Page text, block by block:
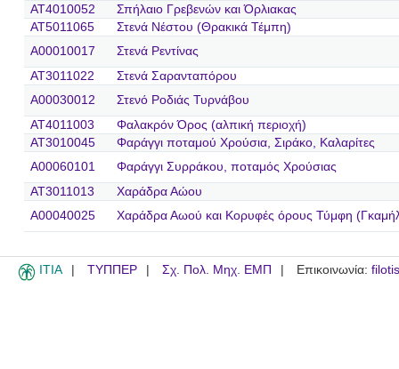
AT4010052
Σπήλαιο Γρεβενών και Όρλιακας
AT5011065
Στενά Νέστου (Θρακικά Τέμπη)
A00010017
Στενά Ρεντίνας
AT3011022
Στενά Σαρανταπόρου
A00030012
Στενό Ροδιάς Τυρνάβου
AT4011003
Φαλακρόν Όρος (αλπική περιοχή)
AT3010045
Φαράγγι ποταμού Χρούσια, Σιράκο, Καλαρίτες
A00060101
Φαράγγι Συρράκου, ποταμός Χρούσιας
AT3011013
Χαράδρα Αώου
A00040025
Χαράδρα Αωού και Κορυφές όρους Τύμφη
ITIA ΤΥΠΠΕΡ Σχ. Πολ. Μηχ. ΕΜΠ Επικοινωνία: